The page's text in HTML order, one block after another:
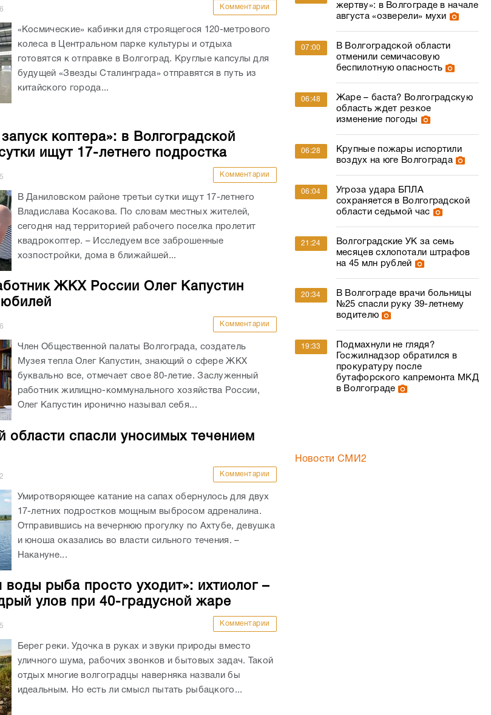
Комментарии
«Космические» кабинки для строящегося 120-метрового
колеса в Центральном парке культуры и отдыха
готовятся к отправке в Волгоград. Круглые капсулы для
будущей «Звезды Сталинграда» отправятся в путь из
китайского города...
коптера»: в Волгоградской
ищут 17-летнего подростка
Комментарии
В Даниловском районе третьи сутки ищут 17-летнего
Владислава Косакова. По словам местных жителей,
сегодня над территорией рабочего поселка пролетит
квадрокоптер. – Исследуем все заброшенные
хозпостройки, дома в ближайшей...
ЖКХ России Олег Капустин
Комментарии
Член Общественной палаты Волгограда, создатель
Музея тепла Олег Капустин, знающий о сфере ЖКХ
буквально все, отмечает свое 80-летие. Заслуженный
работник жилищно-коммунального хозяйства России,
Олег Капустин иронично называл себя...
области спасли уносимых течением
Комментарии
Умиротворяющее катание на сапах обернулось для двух
17-летних подростков мощным выбросом адреналина.
Отправившись на вечернюю прогулку по Ахтубе, девушка
и юноша оказались во власти сильного течения. –
Накануне...
воды рыба просто уходит»: ихтиолог –
улов при 40-градусной жаре
Комментарии
Берег реки. Удочка в руках и звуки природы вместо
уличного шума, рабочих звонков и бытовых задач. Такой
отдых многие волгоградцы наверняка назвали бы
идеальным. Но есть ли смысл пытать рыбацкого...
жертву»: в Волгограде в начале
августа «озверели» мухи
07:00
В Волгоградской области
отменили семичасовую
беспилотную опасность
06:48
Жаре – баста? Волгоградскую
область ждет резкое
изменение погоды
06:28
Крупные пожары испортили
воздух на юге Волгограда
06:04
Угроза удара БПЛА
сохраняется в Волгоградской
области седьмой час
21:24
Волгоградские УК за семь
месяцев схлопотали штрафов
на 45 млн рублей
20:34
В Волгограде врачи больницы
№25 спасли руку 39-летнему
водителю
19:33
Подмахнули не глядя?
Госжилнадзор обратился в
прокуратуру после
бутафорского капремонта МКД
в Волгограде
Новости СМИ2